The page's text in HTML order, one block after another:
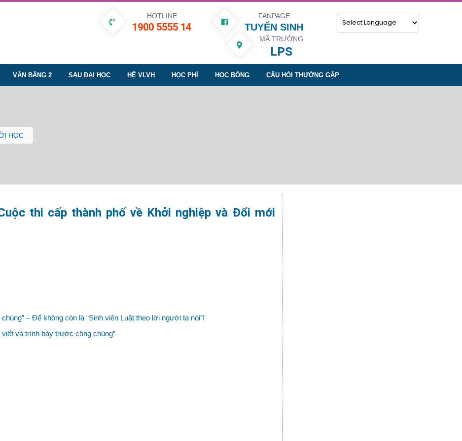
FANPAGE
TUYỂN SINH
HOTLINE
1900 5555 14
MÃ TRƯỜNG
LPS
VĂN BẰNG 2 SAU ĐẠI HỌC HỆ VLVH HỌC PHÍ HỌC BỔNG CÂU HỎI THƯỜNG GẶP
HỌC
thi cấp thành phố về Khởi nghiệp và Đổi mới
– Để không còn là “Sinh viên Luật theo lời người ta nói”!
và trình bày trước công chúng”